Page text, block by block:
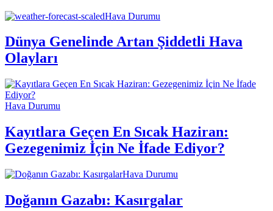
Hava Durumu
Dünya Genelinde Artan Şiddetli Hava
Olayları
Hava Durumu
Kayıtlara Geçen En Sıcak Haziran:
Gezegenimiz İçin Ne İfade Ediyor?
Hava Durumu
Doğanın Gazabı: Kasırgalar